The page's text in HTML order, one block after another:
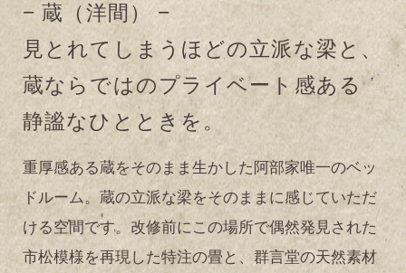
− 蔵（洋間） −
見とれてしまうほどの立派な梁と、
蔵ならではのプライベート感ある
静謐なひとときを。
重厚感ある蔵をそのまま生かした阿部家唯一のベッ
ドルーム。蔵の立派な梁をそのままに感じていただ
ける空間です。改修前にこの場所で偶然発見された
市松模様を再現した特注の畳と、群言堂の天然素材